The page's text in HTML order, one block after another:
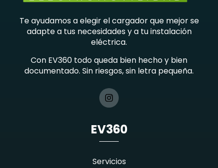
Te ayudamos a elegir el cargador que mejor se
adapte a tus necesidades y a tu instalación
eléctrica.
Con EV360 todo queda bien hecho y bien
documentado. Sin riesgos, sin letra pequeña.
EV360
Servicios